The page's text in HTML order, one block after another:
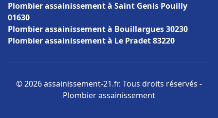
Plombier assainissement à Saint Genis Pouilly
01630
Plombier assainissement à Bouillargues 30230
Plombier assainissement à Le Pradet 83220
© 2026 assainissement-21.fr. Tous droits réservés -
Plombier assainissement